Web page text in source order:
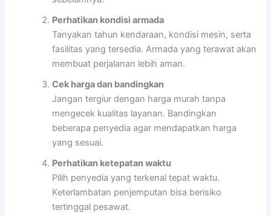
Perhatikan kondisi armada
Tanyakan tahun kendaraan, kondisi mesin, serta
fasilitas yang tersedia. Armada yang terawat akan
membuat perjalanan lebih aman.
Cek harga dan bandingkan
Jangan tergiur dengan harga murah tanpa
mengecek kualitas layanan. Bandingkan
beberapa penyedia agar mendapatkan harga
yang sesuai.
Perhatikan ketepatan waktu
Pilih penyedia yang terkenal tepat waktu.
Keterlambatan penjemputan bisa berisiko
tertinggal pesawat.